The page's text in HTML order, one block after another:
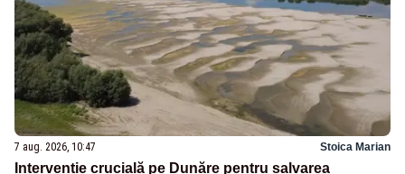
7 aug. 2026, 10:47 Stoica Marian
Intervenție crucială pe Dunăre pentru salvarea